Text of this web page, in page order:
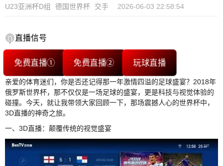
U23亚洲杯D组 德国世界杯 交手 2026-06-03 22:58:54
直播信号
免费直播① 免费直播② 玩球直播
亲爱的体育迷们，你是否还记得那一年激情四溢的足球盛宴？2018年
俄罗斯世界杯，那不仅仅是一场足球的盛宴，更是科技与视觉体验的
碰撞。今天，就让我带领大家回顾一下，那场震撼人心的世界杯中，
3D直播的神奇之旅。
一、3D直播：颠覆传统的视觉盛宴